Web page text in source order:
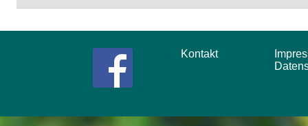
Kontakt